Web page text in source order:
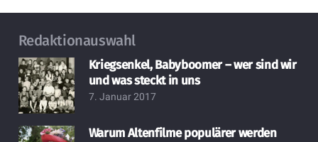
Redaktionauswahl
Kriegsenkel, Babyboomer – wer sind wir
und was steckt in uns
7. Januar 2017
Warum Altenfilme populärer werden